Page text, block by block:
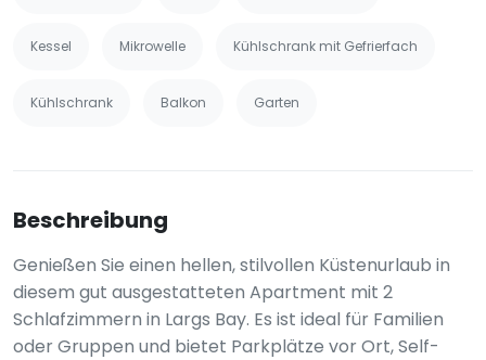
Kessel Mikrowelle Kühlschrank mit Gefrierfach
Kühlschrank Balkon Garten
Beschreibung
Genießen Sie einen hellen, stilvollen Küstenurlaub in
diesem gut ausgestatteten Apartment mit 2
Schlafzimmern in Largs Bay. Es ist ideal für Familien
oder Gruppen und bietet Parkplätze vor Ort, Self-